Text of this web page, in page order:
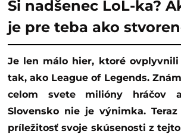
Si nadšenec LoL-ka?
je pre teba ako
Je len málo hier, ktoré ovplyvnili gamerský svet
tak, ako League of Legends.
celom svete milióny hráčov
Slovensko nie je výnimka.
príležitosť svoje skúsenosti z